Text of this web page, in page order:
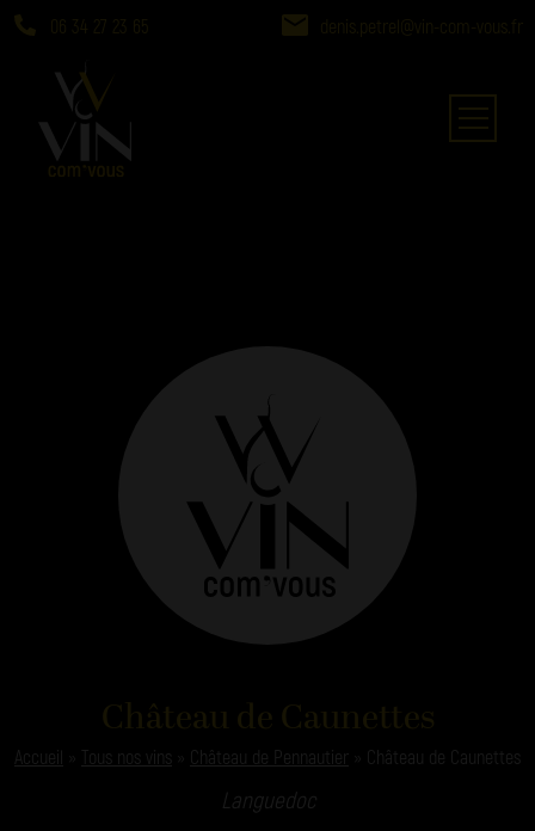
Accueil Tous nos vins Château de Pennautier Château de Caunettes
Languedoc